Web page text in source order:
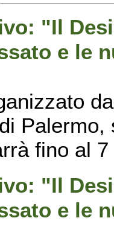
"Il
e le
fino al
"Il
e le